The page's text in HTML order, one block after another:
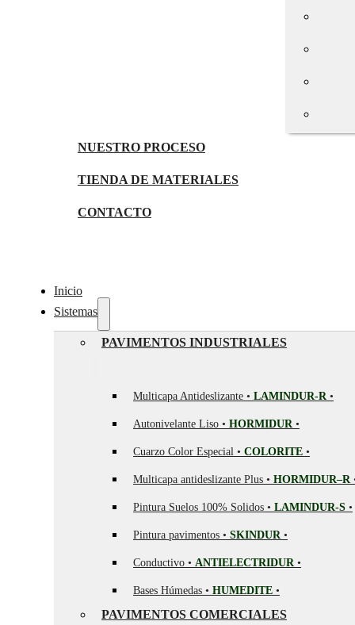
NUESTRO PROCESO
TIENDA DE MATERIALES
CONTACTO
Inicio
Sistemas
PAVIMENTOS INDUSTRIALES
Multicapa Antideslizante • LAMINDUR-R •
Autonivelante Liso • HORMIDUR •
Cuarzo Color Especial • COLORITE •
Multicapa antideslizante Plus • HORMIDUR–R
Pintura Suelos 100% Solidos • LAMINDUR-S •
Pintura pavimentos • SKINDUR •
Conductivo • ANTIELECTRIDUR •
Bases Húmedas • HUMEDITE •
PAVIMENTOS COMERCIALES